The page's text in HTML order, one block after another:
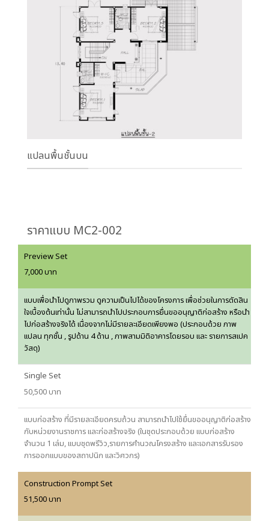
แปลนพื้นชั้นบน
ราคาแบบ MC2-002
Preview Set
7,000 บาท
แบบเพื่อนำไปดูภาพรวม ดูความเป็นไปได้ของโครงการ เพื่อช่วยในการตัดสิน
ใจเบื้องต้นเท่านั้น ไม่สามารถนำไปประกอบการยื่นขออนุญาติก่อสร้าง หรือนำ
ไปก่อสร้างจริงได้ เนื่องจากไม่มีรายละเอียดเพียงพอ (ประกอบด้วย ภาพ
แปลน ทุกชั้น , รูปด้าน 4 ด้าน , ภาพสามมิติอาคารโดยรอบ และ รายการสเปค
วัสดุ)
Single Set
50,500 บาท
แบบก่อสร้าง ที่มีรายละเอียดครบถ้วน สามารถนำไปใช้ยื่นขออนุญาติก่อสร้าง
กับหน่วยงานราชการ และก่อสร้างจริง (ในชุดประกอบด้วย แบบก่อสร้าง
จำนวน 1 เล่ม, แบบชุดพรีวิว,รายการคำนวณโครงสร้าง และเอกสารรับรอง
การออกแบบของสถาปนิก และวิศวกร)
Construction Prompt Set
51,500 บาท